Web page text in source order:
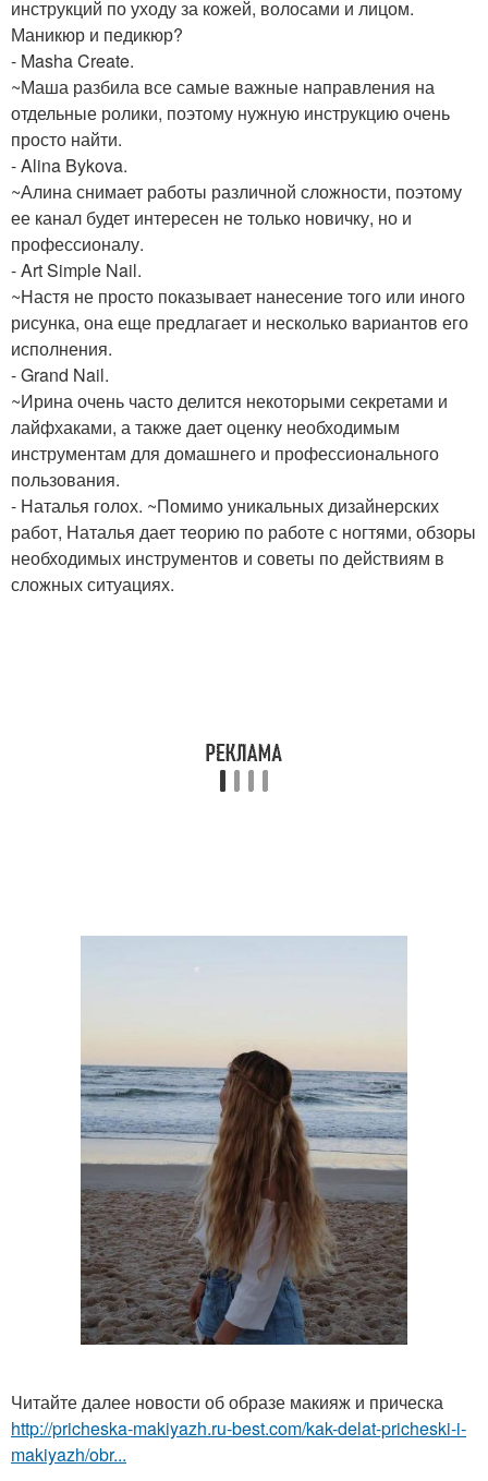
инструкций по уходу за кожей, волосами и лицом.
Маникюр и педикюр?
- Masha Create.
~Маша разбила все самые важные направления на
отдельные ролики, поэтому нужную инструкцию очень
просто найти.
- Alina Bykova.
~Алина снимает работы различной сложности, поэтому
ее канал будет интересен не только новичку, но и
профессионалу.
- Art Simple Nail.
~Настя не просто показывает нанесение того или иного
рисунка, она еще предлагает и несколько вариантов его
исполнения.
- Grand Nail.
~Ирина очень часто делится некоторыми секретами и
лайфхаками, а также дает оценку необходимым
инструментам для домашнего и профессионального
пользования.
- Наталья голох. ~Помимо уникальных дизайнерских
работ, Наталья дает теорию по работе с ногтями, обзоры
необходимых инструментов и советы по действиям в
сложных ситуациях.
Читайте далее новости об образе макияж и прическа
http://pricheska-makiyazh.ru-best.com/kak-delat-pricheski-i-
makiyazh/obr...